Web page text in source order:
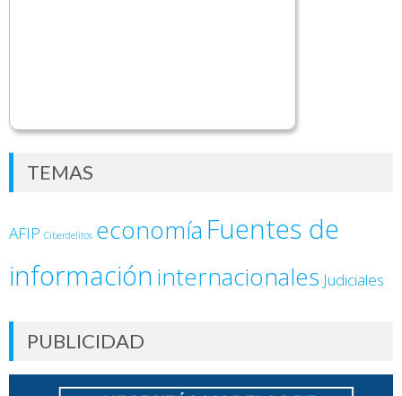
TEMAS
AFIP Ciberdelitos economía Fuentes de
informacióninternacionales Judiciales
PUBLICIDAD